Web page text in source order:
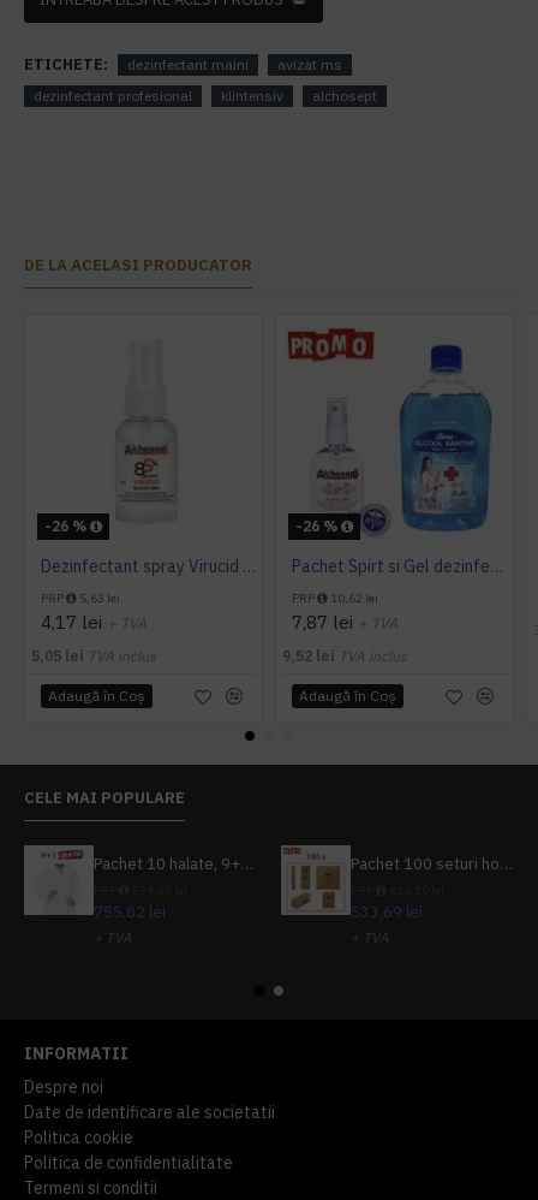
ETICHETE: dezinfectant maini
avizat ms
dezinfectant profesional
klintensiv alchosept
DE LA ACELASI PRODUCATOR
-26 %
Dezinfectant spray Virucid pentru maini si tegumente 40 ml Alchosept
PRP 5,63 lei
4,17 lei + TVA
5,05 lei TVA inclus
Adaugă în Coş
-26 %
Pachet Spirt si Gel dezinfectant Alchosept
PRP 10,62 lei
7,87 lei + TVA
9,52 lei TVA inclus
Adaugă în Coş
CELE MAI POPULARE
Pachet 10 halate, 9+1 gratuit
755,82 lei
+ TVA
Pachet 100 seturi hoteliere, set dentar, set barbierit, casca de dus, pila unghii, set cusut
533,69 lei
+ TVA
INFORMATII
Despre noi
Date de identificare ale societatii
Politica cookie
Politica de confidentialitate
Termeni si conditii